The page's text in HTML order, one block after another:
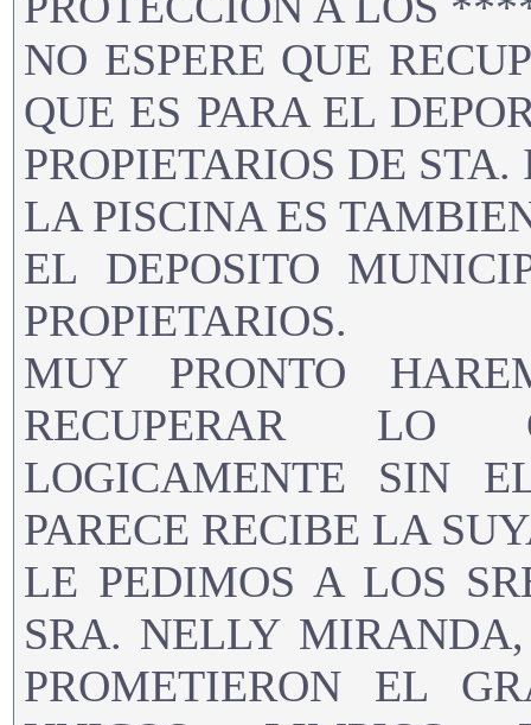
NO ESPERE QUE
QUE ES PARA EL
PROPIETARIOS DE
LA PISCINA ES
EL DEPOSITO
PROPIETARIOS.
MUY PRONTO
RECUPERAR LO
LOGICAMENTE SIN
PARECE RECIBE LA
LE PEDIMOS A LOS
SRA. NELLY
PROMETIERON EL